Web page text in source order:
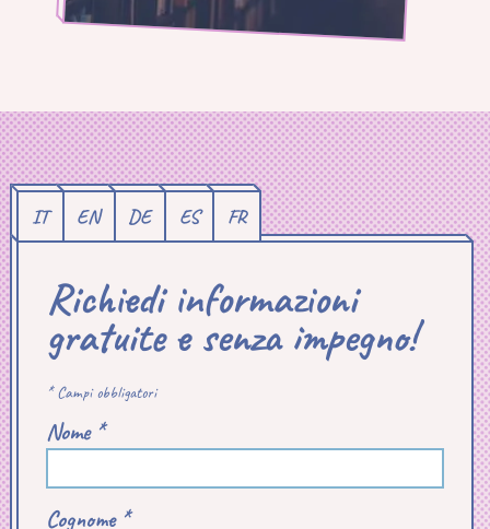
IT EN DE ES FR
Richiedi informazioni
gratuite e senza impegno!
* Campi obbligatori
Nome *
Cognome *